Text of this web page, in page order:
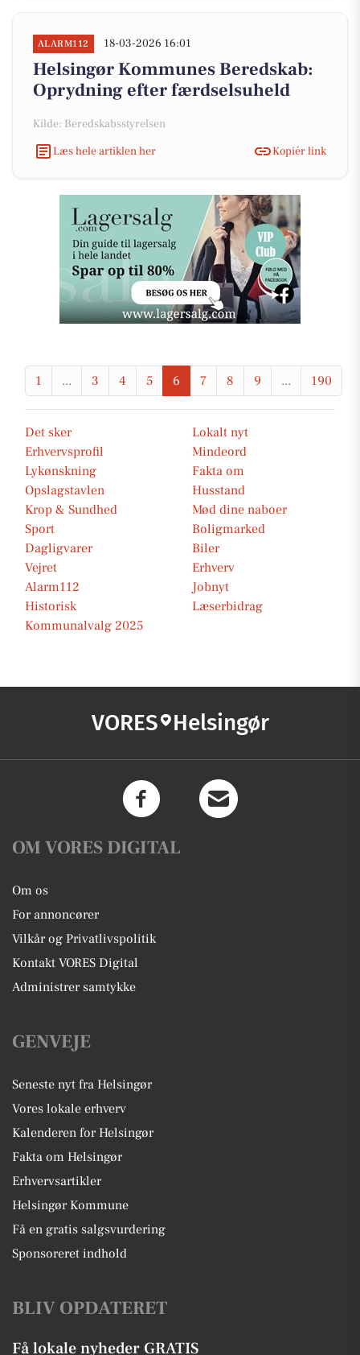
ALARM112 18-03-2026 16:01
Helsingør Kommunes Beredskab:
Oprydning efter færdselsuheld
Kilde: Beredskabsstyrelsen
Læs hele artiklen her
Kopiér link
1 ... 3 4 5 6 7 8 9 ... 190
Det sker
Lokalt nyt
Erhvervsprofil
Mindeord
Lykønskning
Fakta om
Opslagstavlen
Husstand
Krop & Sundhed
Mød dine naboer
Sport
Boligmarked
Dagligvarer
Biler
Vejret
Erhverv
Alarm112
Jobnyt
Historisk
Læserbidrag
Kommunalvalg 2025
VORES Helsingør
OM VORES DIGITAL
Om os
For annoncører
Vilkår og Privatlivspolitik
Kontakt VORES Digital
Administrer samtykke
GENVEJE
Seneste nyt fra Helsingør
Vores lokale erhverv
Kalenderen for Helsingør
Fakta om Helsingør
Erhvervsartikler
Helsingør Kommune
Få en gratis salgsvurdering
Sponsoreret indhold
BLIV OPDATERET
Få lokale nyheder GRATIS